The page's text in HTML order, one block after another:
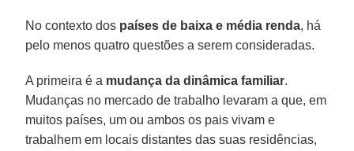
No contexto dos países de baixa e média renda, há
pelo menos quatro questões a serem consideradas.
A primeira é a mudança da dinâmica familiar.
Mudanças no mercado de trabalho levaram a que, em
muitos países, um ou ambos os pais vivam e
trabalhem em locais distantes das suas residências,